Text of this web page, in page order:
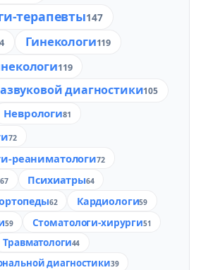
терапевты147
Гинекологи119
119
диагностики105
Неврологи81
72
реаниматологи72
67 Психиатры64
62 Кардиологи59
59 Стоматологи-хирурги51
Травматологи44
диагностики39